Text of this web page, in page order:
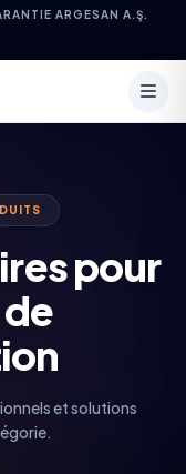
ARGESAN A.Ş.
pour
et solutions